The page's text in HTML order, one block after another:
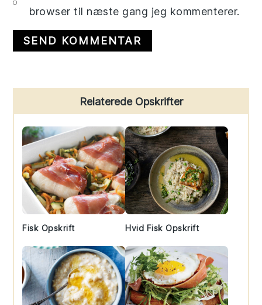
browser til næste gang jeg kommenterer.
Sidebar
Relaterede Opskrifter
Fisk Opskrift Hvid Fisk Opskrift